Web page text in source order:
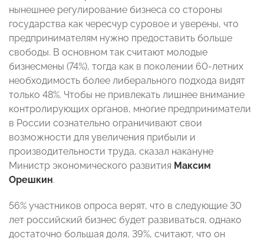
нынешнее регулирование бизнеса со стороны
государства как чересчур суровое и уверены, что
предпринимателям нужно предоставить больше
свободы. В основном так считают молодые
бизнесмены (74%), тогда как в поколении 60-летних
необходимость более либерального подхода видят
только 48%. Чтобы не привлекать лишнее внимание
контролирующих органов, многие предприниматели
в России сознательно ограничивают свои
возможности для увеличения прибыли и
производительности труда, сказал накануне
Министр экономического развития Максим
Орешкин.
56% участников опроса верят, что в следующие 30
лет российский бизнес будет развиваться, однако
достаточно большая доля, 39%, считают, что он